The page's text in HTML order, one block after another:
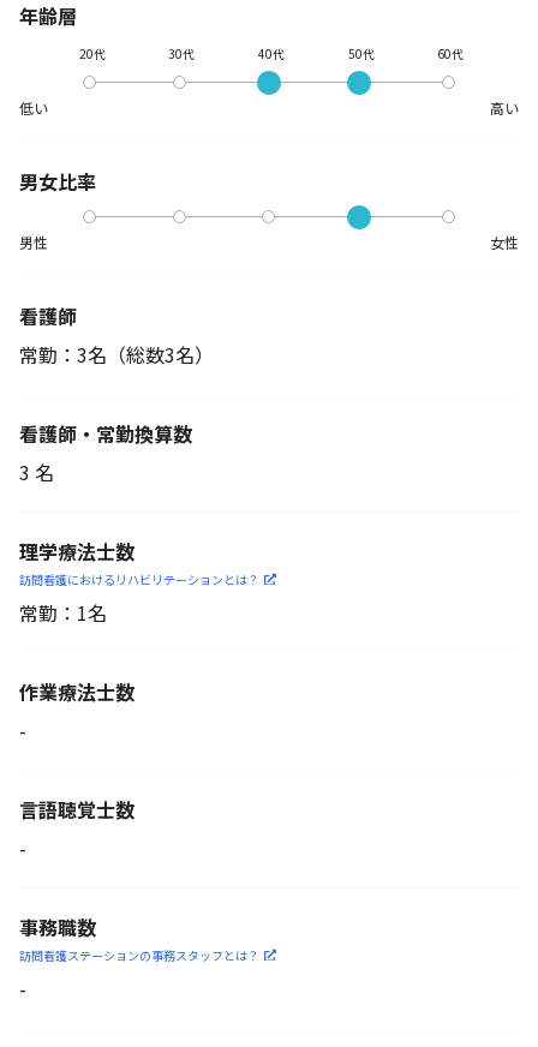
年齢層
低い
20代 30代 40代 50代 60代
高い
男女比率
男性 女性
看護師
常勤：3名 （総数3名）
看護師・常勤換算数
3 名
理学療法士数
訪問看護におけるリハビリ テーションとは？
常勤：1名
作業療法士数
-
言語聴覚士数
-
事務職数
訪問看護ステーションの事務スタッフとは？
-